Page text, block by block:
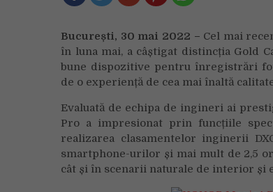
București, 30 mai 2022 – Cel mai
în luna mai, a câștigat distincția Gold
bune dispozitive pentru înregistrări
de o experiență de cea mai înaltă
Evaluată de echipa de ingineri ai
Pro a impresionat prin funcțiile
realizarea clasamentelor inginerii
smartphone-urilor și mai mult de 2,5
cât și în scenarii naturale de interior